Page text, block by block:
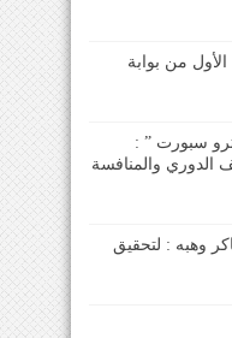
من بوابة
سبورت ” :
الدوري والمنافسة
وهبه : لتحقيق